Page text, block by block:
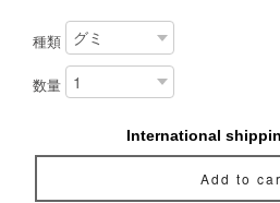
種類
数量
International
Add to